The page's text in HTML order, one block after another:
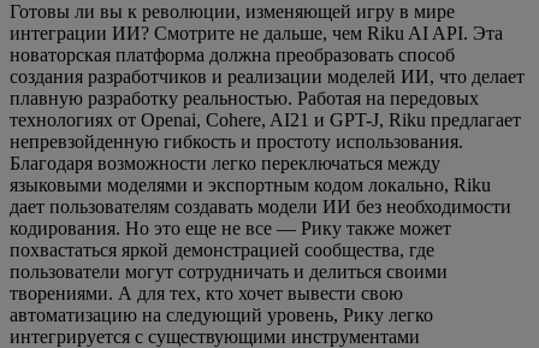
Готовы ли вы к революции, изменяющей игру в мире
интеграции ИИ? Смотрите не дальше, чем Riku AI API. Эта
новаторская платформа должна преобразовать способ
создания разработчиков и реализации моделей ИИ, что делает
плавную разработку реальностью. Работая на передовых
технологиях от Openai, Cohere, AI21 и GPT-J, Riku предлагает
непревзойденную гибкость и простоту использования.
Благодаря возможности легко переключаться между
языковыми моделями и экспортным кодом локально, Riku
дает пользователям создавать модели ИИ без необходимости
кодирования. Но это еще не все — Рику также может
похвастаться яркой демонстрацией сообщества, где
пользователи могут сотрудничать и делиться своими
творениями. А для тех, кто хочет вывести свою
автоматизацию на следующий уровень, Рику легко
интегрируется с существующими инструментами